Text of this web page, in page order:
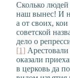
Сколько людей
наш вынес! И
а от своих,
советской
дело о
[1]
оказали
в церковь да